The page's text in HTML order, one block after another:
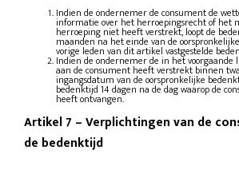
Indien de ondernemer de consument de
informatie over het herroepingsrecht of het
herroeping niet heeft verstrekt, loopt de
maanden na het einde van de
vorige leden van dit artikel vastgestelde
Indien de ondernemer de in het voorgaande
aan de consument heeft verstrekt binnen
ingangsdatum van de oorspronkelijke
bedenktijd 14 dagen na de dag waarop de
heeft ontvangen.
Artikel 7 –Verplichtingen van de
de bedenktijd